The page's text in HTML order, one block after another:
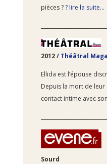
pièces ?? lire la suite…
2012 / Théâtral
Ellida est l’épouse
Depuis la mort de
contact intime avec
Sourd